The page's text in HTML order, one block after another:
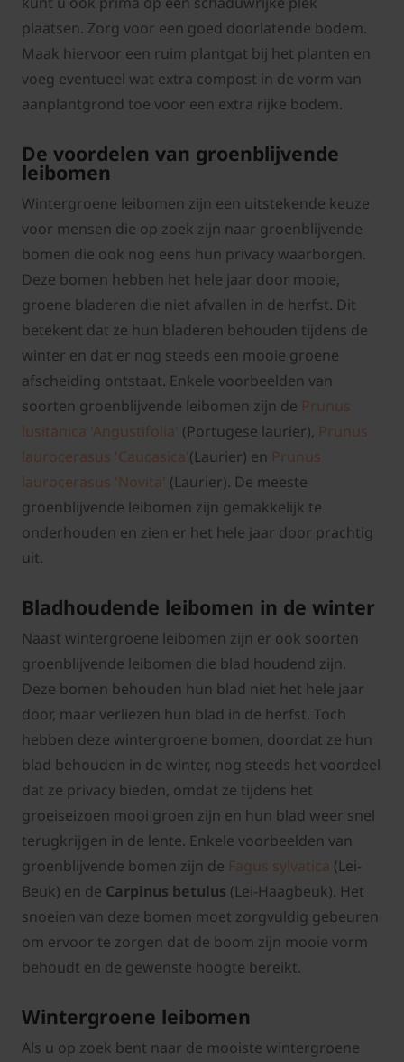
plaatsen. Zorg voor een goed doorlatende bodem.
Maak hiervoor een ruim plantgat bij het planten en
voeg eventueel wat extra compost in de vorm van
aanplantgrond toe voor een extra rijke bodem.
De voordelen van groenblijvende
leibomen
Wintergroene leibomen zijn een uitstekende keuze
voor mensen die op zoek zijn naar groenblijvende
bomen die ook nog eens hun privacy waarborgen.
Deze bomen hebben het hele jaar door mooie,
groene bladeren die niet afvallen in de herfst. Dit
betekent dat ze hun bladeren behouden tijdens de
winter en dat er nog steeds een mooie groene
afscheiding ontstaat. Enkele voorbeelden van
soorten groenblijvende leibomen zijn de Prunus
lusitanica 'Angustifolia' (Portugese laurier), Prunus
laurocerasus 'Caucasica'(Laurier) en Prunus
laurocerasus 'Novita' (Laurier). De meeste
groenblijvende leibomen zijn gemakkelijk te
onderhouden en zien er het hele jaar door prachtig
uit.
Bladhoudende leibomen in de winter
Naast wintergroene leibomen zijn er ook soorten
groenblijvende leibomen die blad houdend zijn.
Deze bomen behouden hun blad niet het hele jaar
door, maar verliezen hun blad in de herfst. Toch
hebben deze wintergroene bomen, doordat ze hun
blad behouden in de winter, nog steeds het voordeel
dat ze privacy bieden, omdat ze tijdens het
groeiseizoen mooi groen zijn en hun blad weer snel
terugkrijgen in de lente. Enkele voorbeelden van
groenblijvende bomen zijn de Fagus sylvatica (Lei-
Beuk) en de Carpinus betulus (Lei-Haagbeuk). Het
snoeien van deze bomen moet zorgvuldig gebeuren
om ervoor te zorgen dat de boom zijn mooie vorm
behoudt en de gewenste hoogte bereikt.
Wintergroene leibomen
Als u op zoek bent naar de mooiste wintergroene